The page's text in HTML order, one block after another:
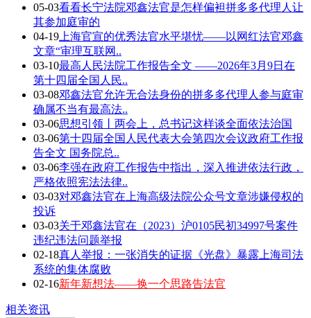
05-03看看长宁法院邓鑫法官是怎样偏袒拼多多代理人让
其参加庭审的
04-19 上海官宣的优秀法官水平堪忧——以网红法官邓鑫
文章“审理互联网..
03-10最高人民法院工作报告全文 ——2026年3月9日在
第十四届全国人民..
03-08邓鑫法官允许无合法身份的拼多多代理人参与庭审
确属不当有最高法..
03-06思想引领丨两会上，总书记这样谈全面依法治国
03-06第十四届全国人民代表大会第四次会议政府工作报
告全文 国务院总..
03-06李强在政府工作报告中指出，深入推进依法行政，
严格依照宪法法律..
03-03对邓鑫法官在上海高级法院公众号文章涉嫌侵权的
投诉
03-03关于邓鑫法官在（2023）沪0105民初34997号案件
违纪违法问题举报
02-18真人举报：一张消失的证据《光盘》暴露上海司法
系统的集体腐败
02-16新年新想法——换一个思路告法官
相关资讯